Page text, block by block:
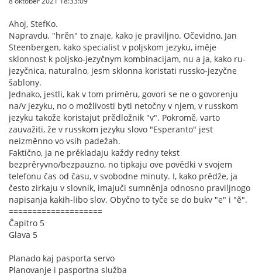
Ahoj, StefKo.
Napravdu, "hrěn" to znaje, kako je praviljno. Očevidno, Jan
Steenbergen, kako specialist v poljskom jezyku, iměje
sklonnost k poljsko-jezyčnym kombinacijam, nu a ja, kako ru-
jezyčnica, naturalno, jesm sklonna koristati russko-jezyčne
šablony.
Jednako, jestli, kak v tom priměru, govori se ne o govorenju
na/v jezyku, no o možlivosti byti netočny v njem, v russkom
jezyku takože koristajut prědložnik "v". Pokromě, varto
zauvažiti, že v russkom jezyku slovo "Esperanto" jest
neizměnno vo vsih padežah.
Faktično, ja ne prěkladaju každy redny tekst
bezprěryvno/bezpauzno, no tipkaju ove povědki v svojem
telefonu čas od času, v svobodne minuty. I, kako prědže, ja
često zirkaju v slovnik, imajuči sumněnja odnosno praviljnogo
napisanja kakih-libo slov. Obyčno to tyče se do bukv "e" i "ě".
====================
Ĉapitro 5
Glava 5
Planado kaj pasporta servo
Planovanje i pasportna služba